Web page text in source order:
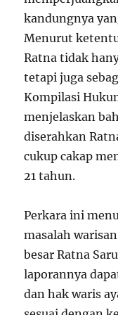
kandungnya
Menurut
Ratna tidak
tetapi juga
Kompilasi
menjelaskan
diserahkan
cukup cakap
21 tahun.
Perkara ini
masalah
besar Ratna
laporannya
dan hak waris